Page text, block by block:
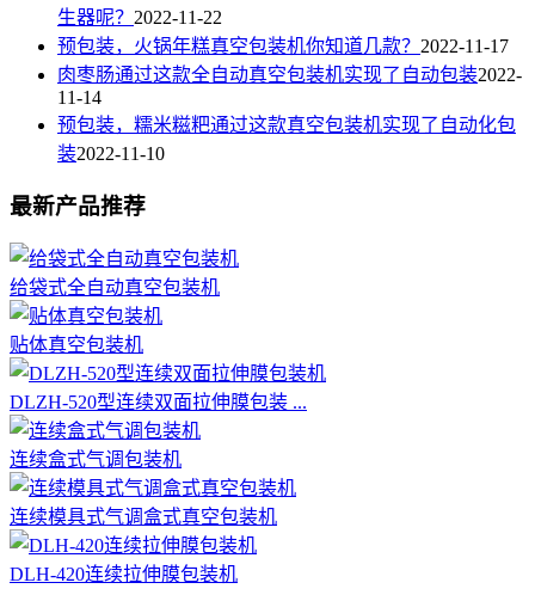
生器呢？ 2022-11-22
预包装，火锅年糕真空包装机你知道几款？ 2022-11-17
肉枣肠通过这款全自动真空包装机实现了自动包装2022-
11-14
预包装，糯米糍粑通过这款真空包装机实现了自动化包
装2022-11-10
最新产品推荐
给袋式全自动真空包装机
贴体真空包装机
DLZH-520型连续双面拉伸膜包装 ...
连续盒式气调包装机
连续模具式气调盒式真空包装机
DLH-420连续拉伸膜包装机